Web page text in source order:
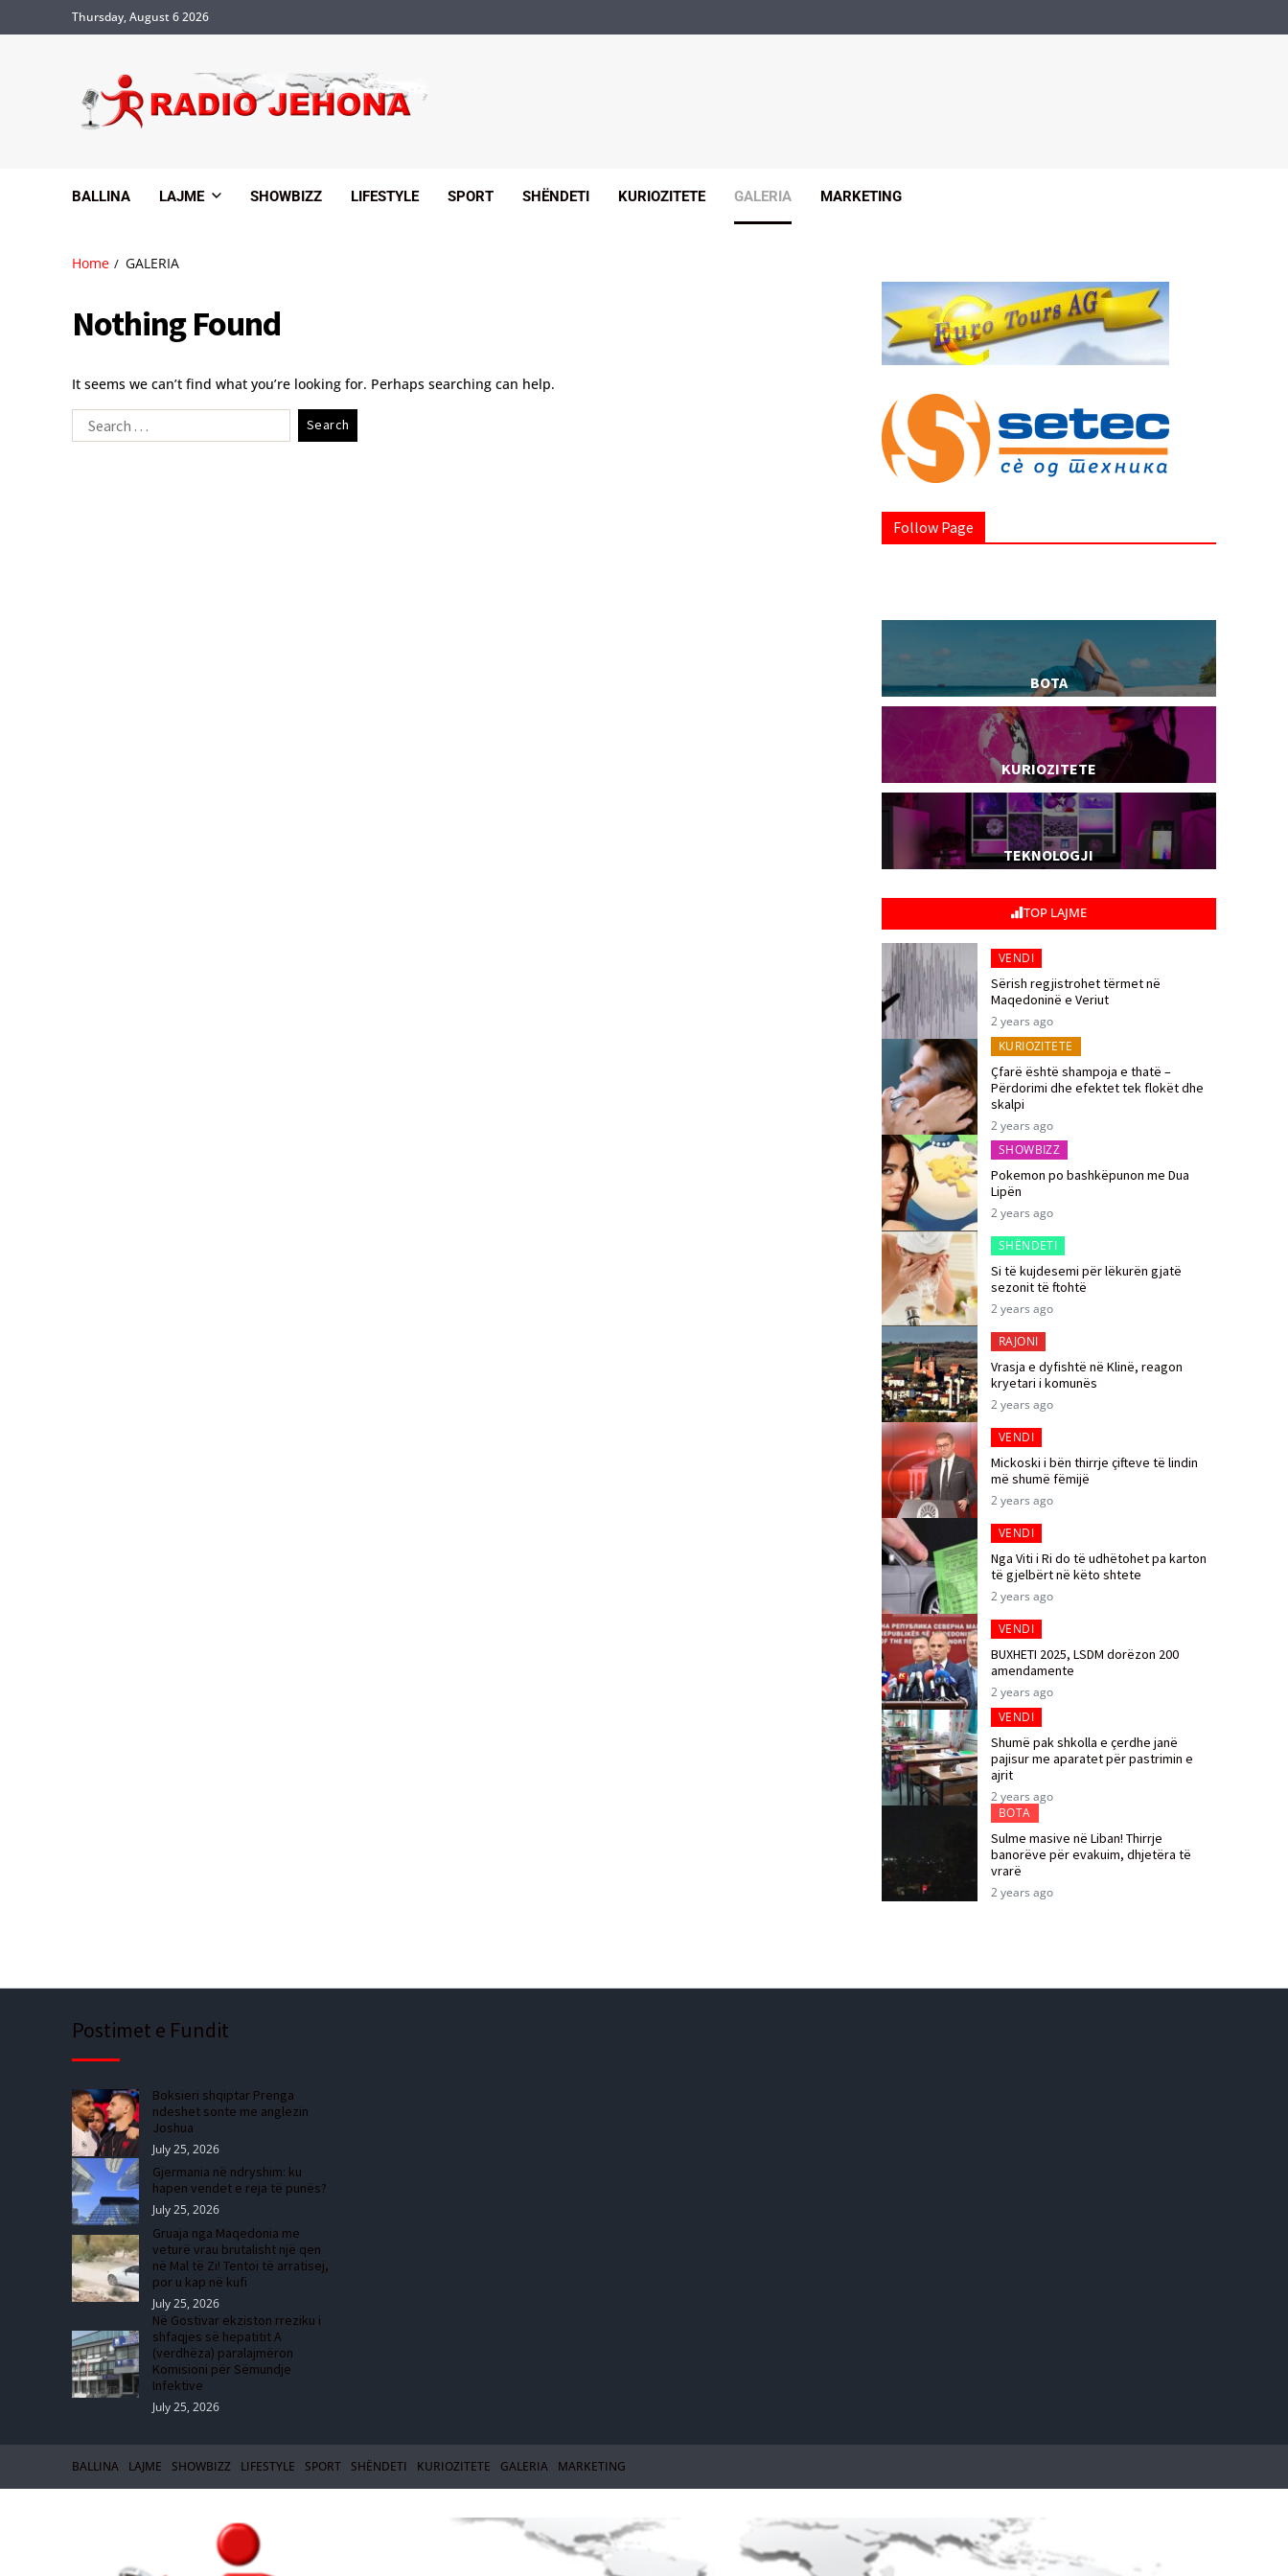
Thursday, August 6 2026
BALLINA LAJME SHOWBIZZ LIFESTYLE SPORT SHËNDETI KURIOZITETE GALERIA MARKETING
Home GALERIA
Nothing Found
It seems we can’t find what you’re looking for. Perhaps searching can help.
Follow Page
BOTA
KURIOZITETE
TEKNOLOGJI
TOP LAJME
VENDI
Sërish regjistrohet tërmet në
Maqedoninë e Veriut
2 years ago
KURIOZITETE
Çfarë është shampoja e thatë –
Përdorimi dhe efektet tek flokët dhe
skalpi
2 years ago
SHOWBIZZ
Pokemon po bashkëpunon me Dua
Lipën
2 years ago
SHËNDETI
Si të kujdesemi për lëkurën gjatë
sezonit të ftohtë
2 years ago
RAJONI
Vrasja e dyfishtë në Klinë, reagon
kryetari i komunës
2 years ago
VENDI
Mickoski i bën thirrje çifteve të lindin
më shumë fëmijë
2 years ago
VENDI
Nga Viti i Ri do të udhëtohet pa karton
të gjelbërt në këto shtete
2 years ago
VENDI
BUXHETI 2025, LSDM dorëzon 200
amendamente
2 years ago
VENDI
Shumë pak shkolla e çerdhe janë
pajisur me aparatet për pastrimin e
ajrit
2 years ago
BOTA
Sulme masive në Liban! Thirrje
banorëve për evakuim, dhjetëra të
vrarë
2 years ago
Postimet e Fundit
Boksieri shqiptar Prenga
ndeshet sonte me anglezin
Joshua
July 25, 2026
Gjermania në ndryshim: ku
hapen vendet e reja të punës?
July 25, 2026
Gruaja nga Maqedonia me
veturë vrau brutalisht një qen
në Mal të Zi! Tentoi të arratisej,
por u kap në kufi
July 25, 2026
Në Gostivar ekziston rreziku i
shfaqjes së hepatitit A
(verdhëza) paralajmëron
Komisioni për Sëmundje
Infektive
July 25, 2026
BALLINA LAJME SHOWBIZZ LIFESTYLE SPORT SHËNDETI KURIOZITETE GALERIA MARKETING